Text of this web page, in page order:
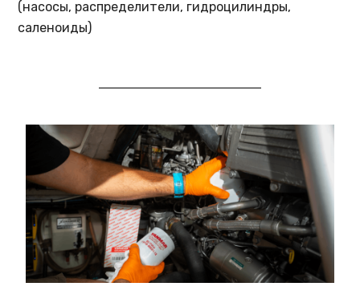
(насосы, распределители, гидроцилиндры,
саленоиды)